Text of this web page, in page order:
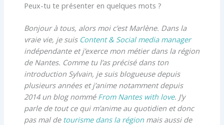
Peux-tu te présenter en quelques mots ?
Bonjour à tous, alors moi c’est Marlène. Dans la
vraie vie, je suis Content & Social media manager
indépendante et j’exerce mon métier dans la région
de Nantes. Comme tu l’as précisé dans ton
introduction Sylvain, je suis blogueuse depuis
plusieurs années et j’anime notamment depuis
2014 un blog nommé From Nantes with love. J’y
parle de tout ce qui m’anime au quotidien et donc
pas mal de tourisme dans la régionmais aussi de